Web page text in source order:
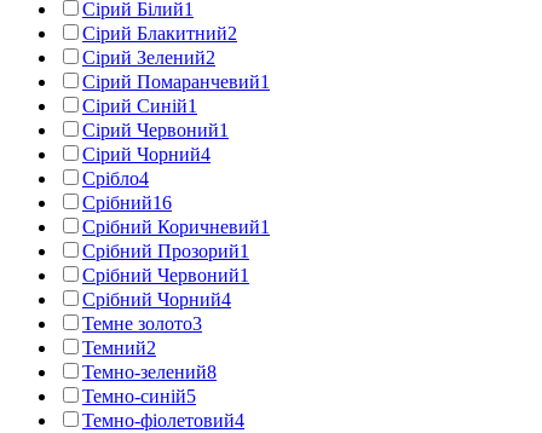
Сірий Білий1
Сірий Блакитний2
Сірий Зелений2
Сірий Помаранчевий1
Сірий Синій1
Сірий Червоний1
Сірий Чорний4
Срібло4
Срібний16
Срібний Коричневий1
Срібний Прозорий1
Срібний Червоний1
Срібний Чорний4
Темне золото3
Темний2
Темно-зелений8
Темно-синій5
Темно-фіолетовий4